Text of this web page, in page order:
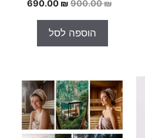
o
o
5
900.00₪
המחיר
היה:
900.00 ₪.
690.00 ₪
המחיר
הוספה לסל